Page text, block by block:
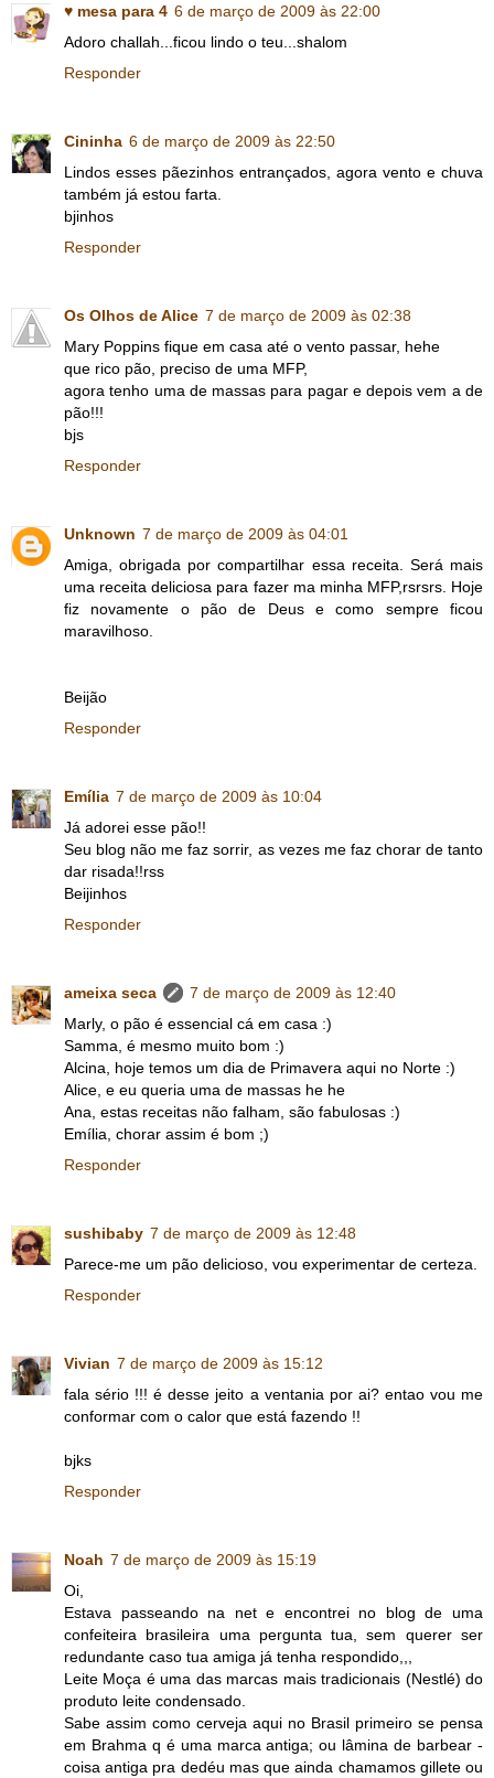
♥ mesa para 4 6 de março de 2009 às 22:00
Adoro challah...ficou lindo o teu...shalom
Responder
Cininha 6 de março de 2009 às 22:50
Lindos esses pãezinhos entrançados, agora vento e chuva
também já estou farta.
bjinhos
Responder
Os Olhos de Alice 7 de março de 2009 às 02:38
Mary Poppins fique em casa até o vento passar, hehe
que rico pão, preciso de uma MFP,
agora tenho uma de massas para pagar e depois vem a de
pão!!!
bjs
Responder
Unknown 7 de março de 2009 às 04:01
Amiga, obrigada por compartilhar essa receita. Será mais
uma receita deliciosa para fazer ma minha MFP,rsrsrs. Hoje
fiz novamente o pão de Deus e como sempre ficou
maravilhoso.
Beijão
Responder
Emília 7 de março de 2009 às 10:04
Já adorei esse pão!!
Seu blog não me faz sorrir, as vezes me faz chorar de tanto
dar risada!!rss
Beijinhos
Responder
ameixa seca
7 de março de 2009 às 12:40
Marly, o pão é essencial cá em casa :)
Samma, é mesmo muito bom :)
Alcina, hoje temos um dia de Primavera aqui no Norte :)
Alice, e eu queria uma de massas he he
Ana, estas receitas não falham, são fabulosas :)
Emília, chorar assim é bom ;)
Responder
sushibaby 7 de março de 2009 às 12:48
Parece-me um pão delicioso, vou experimentar de certeza.
Responder
Vivian 7 de março de 2009 às 15:12
fala sério !!! é desse jeito a ventania por ai? entao vou me
conformar com o calor que está fazendo !!
bjks
Responder
Noah 7 de março de 2009 às 15:19
Oi,
Estava passeando na net e encontrei no blog de uma
confeiteira brasileira uma pergunta tua, sem querer ser
redundante caso tua amiga já tenha respondido,,,
Leite Moça é uma das marcas mais tradicionais (Nestlé) do
produto leite condensado.
Sabe assim como cerveja aqui no Brasil primeiro se pensa
em Brahma q é uma marca antiga; ou lâmina de barbear -
coisa antiga pra dedéu mas que ainda chamamos gillete ou